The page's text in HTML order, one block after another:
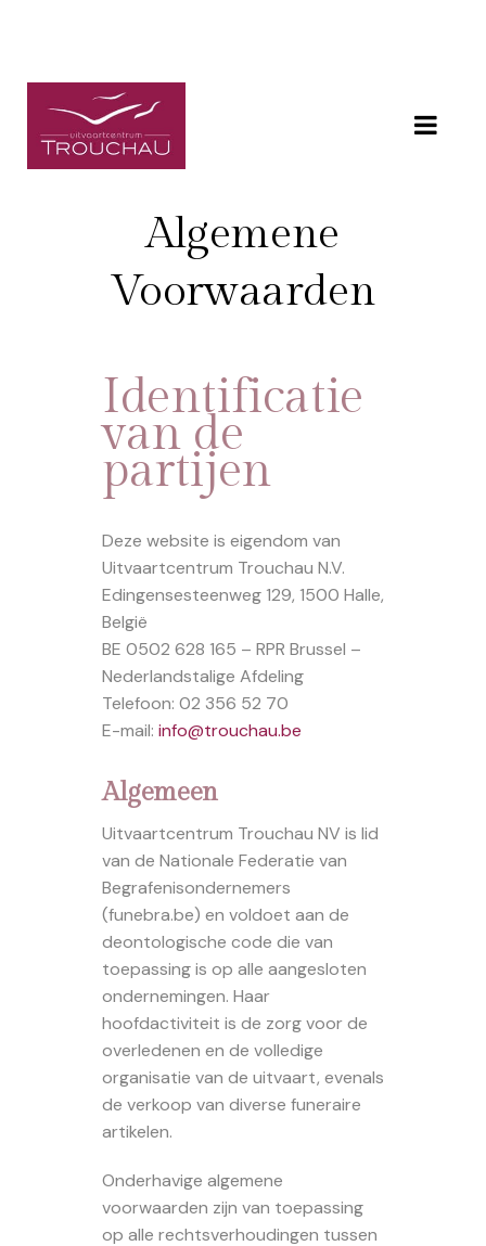
Algemene
Voorwaarden
Identificatie
van de
partijen
Deze website is eigendom van
Uitvaartcentrum Trouchau N.V.
Edingensesteenweg 129, 1500 Halle,
België
BE 0502 628 165 – RPR Brussel –
Nederlandstalige Afdeling
Telefoon: 02 356 52 70
E-mail: info@trouchau.be
Algemeen
Uitvaartcentrum Trouchau NV is lid
van de Nationale Federatie van
Begrafenisondernemers
(funebra.be) en voldoet aan de
deontologische code die van
toepassing is op alle aangesloten
ondernemingen. Haar
hoofdactiviteit is de zorg voor de
overledenen en de volledige
organisatie van de uitvaart, evenals
de verkoop van diverse funeraire
artikelen.
Onderhavige algemene
voorwaarden zijn van toepassing
op alle rechtsverhoudingen tussen